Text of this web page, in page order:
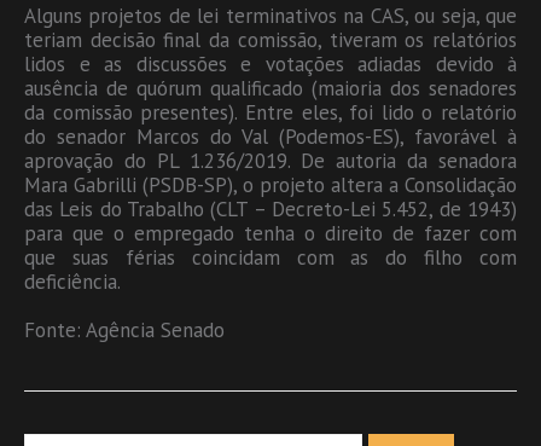
Alguns projetos de lei terminativos na CAS, ou seja, que
teriam decisão final da comissão, tiveram os relatórios
lidos e as discussões e votações adiadas devido à
ausência de quórum qualificado (maioria dos senadores
da comissão presentes). Entre eles, foi lido o relatório
do senador Marcos do Val (Podemos-ES), favorável à
aprovação do PL 1.236/2019. De autoria da senadora
Mara Gabrilli (PSDB-SP), o projeto altera a Consolidação
das Leis do Trabalho (CLT – Decreto-Lei 5.452, de 1943)
para que o empregado tenha o direito de fazer com
que suas férias coincidam com as do filho com
deficiência.
Fonte: Agência Senado